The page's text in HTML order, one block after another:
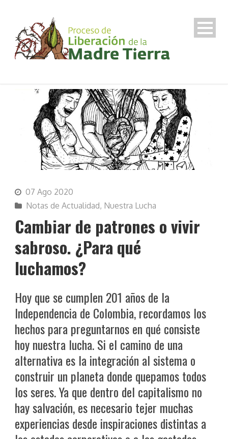
07 Ago 2020
Notas de Actualidad, Nuestra Lucha
Cambiar de patrones o vivir
sabroso. ¿Para qué
luchamos?
Hoy que se cumplen 201 años de la
Independencia de Colombia, recordamos los
hechos para preguntarnos en qué consiste
hoy nuestra lucha. Si el camino de una
alternativa es la integración al sistema o
construir un planeta donde quepamos todos
los seres. Ya que dentro del capitalismo no
hay salvación, es necesario tejer muchas
experiencias desde inspiraciones distintas a